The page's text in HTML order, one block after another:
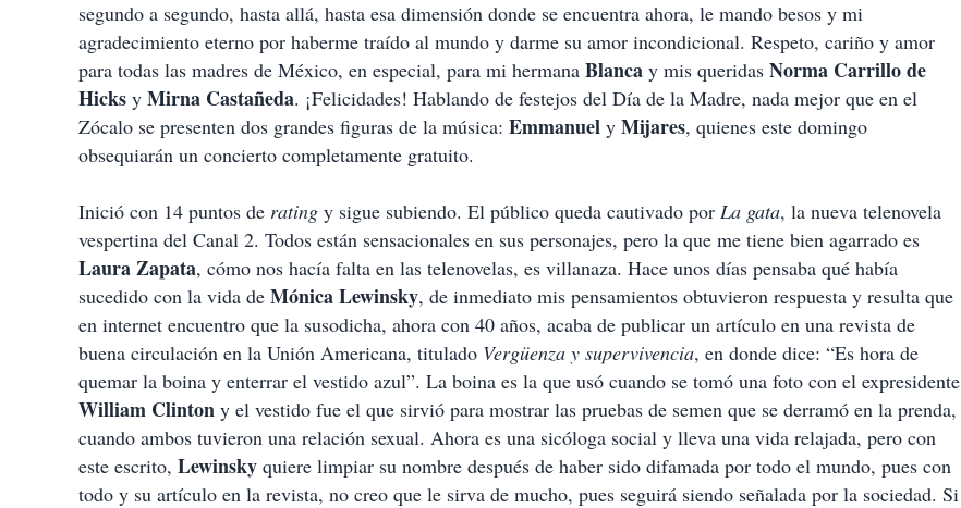
r
segundo a segundo, hasta allá, hasta esa dimensión donde se encuentra ahora, le mando besos y mi
agradecimiento eterno por haberme traído al mundo y darme su amor incondicional. Respeto, cariño y amor
para todas las madres de México, en especial, para mi hermana Blanca y mis queridas Norma Carrillo de
Hicks y Mirna Castañeda. ¡Felicidades! Hablando de festejos del Día de la Madre, nada mejor que en el
Zócalo se presenten dos grandes figuras de la música: Emmanuel y Mijares, quienes este domingo
obsequiarán un concierto completamente gratuito.
Inició con 14 puntos de rating y sigue subiendo. El público queda cautivado por La gata, la nueva telenovela
vespertina del Canal 2. Todos están sensacionales en sus personajes, pero la que me tiene bien agarrado es
Laura Zapata, cómo nos hacía falta en las telenovelas, es villanaza. Hace unos días pensaba qué había
sucedido con la vida de Mónica Lewinsky, de inmediato mis pensamientos obtuvieron respuesta y resulta que
en internet encuentro que la susodicha, ahora con 40 años, acaba de publicar un artículo en una revista de
buena circulación en la Unión Americana, titulado Vergüenza y supervivencia, en donde dice: “Es hora de
quemar la boina y enterrar el vestido azul”. La boina es la que usó cuando se tomó una foto con el expresidente
William Clinton y el vestido fue el que sirvió para mostrar las pruebas de semen que se derramó en la prenda,
cuando ambos tuvieron una relación sexual. Ahora es una sicóloga social y lleva una vida relajada, pero con
este escrito, Lewinsky quiere limpiar su nombre después de haber sido difamada por todo el mundo, pues con
todo y su artículo en la revista, no creo que le sirva de mucho, pues seguirá siendo señalada por la sociedad. Si